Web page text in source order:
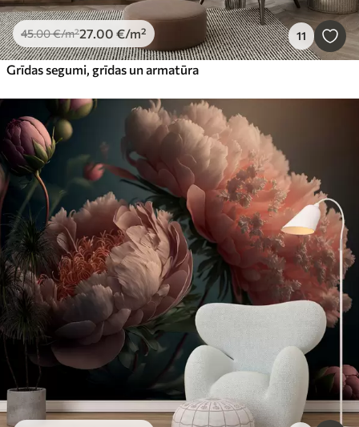
45.00€/m²27.00 €/m² 11
Grīdas segumi, grīdas un armatūra